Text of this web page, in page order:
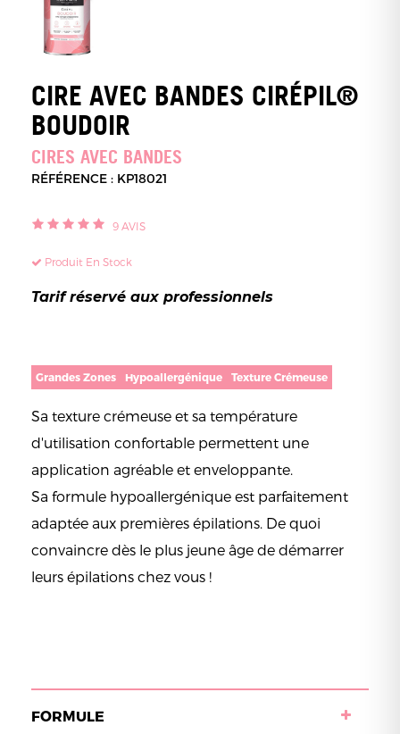
CIRE AVEC BANDES CIRÉPIL®
BOUDOIR
CIRES AVEC BANDES
RÉFÉRENCE : KP18021
9 AVIS
Produit En Stock
Tarif réservé aux professionnels
Grandes Zones Hypoallergénique Texture Crémeuse
Sa texture crémeuse et sa température
d'utilisation confortable permettent une
application agréable et enveloppante.
Sa formule hypoallergénique est parfaitement
adaptée aux premières épilations. De quoi
convaincre dès le plus jeune âge de démarrer
leurs épilations chez vous !
FORMULE